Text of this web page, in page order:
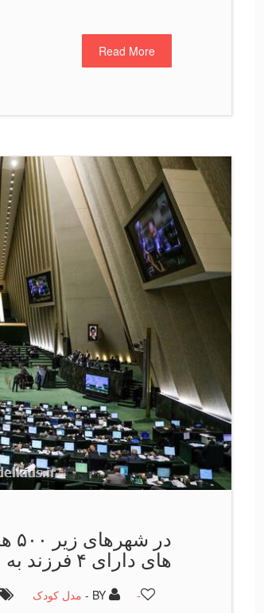
Read More
های دارای ۴ فرزند به بالا داده می شود
BY - مدل کودک -